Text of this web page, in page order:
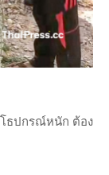
ธปกรณ์หนัก ต้อง